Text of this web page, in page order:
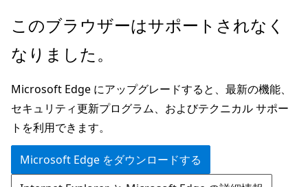
メ
ン
ン
テ
ン
ツ
に
このブラウザーはサポートされなく
なりました。
Microsoft Edge にアップグレードすると、最新の機能、
セキュリティ更新プログラム、およびテクニカル サポー
トを利用できます。
Microsoft Edge をダウンロードする